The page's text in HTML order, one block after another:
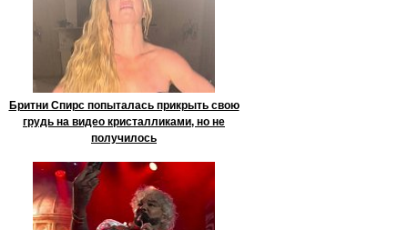
Бритни Спирс попыталась прикрыть свою
грудь на видео кристалликами, но не
получилось